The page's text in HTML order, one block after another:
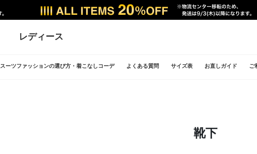
レディース
スーツファッションの選び方・着こなしコーデ よくある質問 サイズ表 お直しガイド ご
靴下